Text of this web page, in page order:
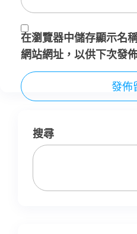
在瀏覽器中儲存顯示名
網站網址，以供下次發
搜尋